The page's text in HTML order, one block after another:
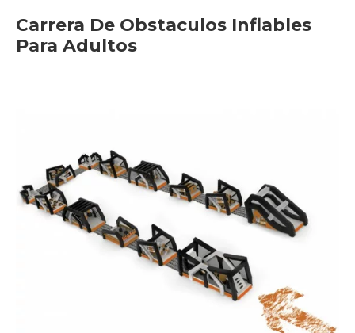
Carrera De Obstaculos Inflables
Para Adultos